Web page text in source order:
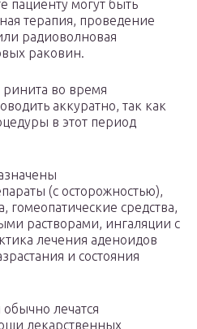
пациенту могут быть
терапия, проведение
радиоволновая
раковин.
во время
аккуратно, так как
в этот период
(с осторожностью),
гомеопатические средства,
растворами, ингаляции с
лечения аденоидов
и состояния
лечатся
лекарственных